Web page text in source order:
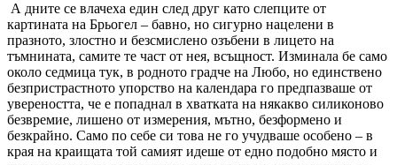
А дните се влачеха един след друг като слепците от
картината на Брьогел – бавно, но сигурно нацелени в
празното, злостно и безсмислено озъбени в лицето на
тъмнината, самите те част от нея, всъщност. Изминала бе само
около седмица тук, в родното градче на Любо, но единствено
безпристрастното упорство на календара го предпазваше от
увереността, че е попаднал в хватката на някакво силиконово
безвремие, лишено от измерения, мътно, безформено и
безкрайно. Само по себе си това не го учудваше особено – в
края на краищата той самият идеше от едно подобно място и